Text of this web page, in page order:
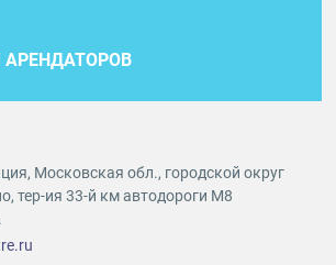
АРЕНДАТОРОВ
Московская обл., городской округ
тер-ия 33-й км автодороги М8